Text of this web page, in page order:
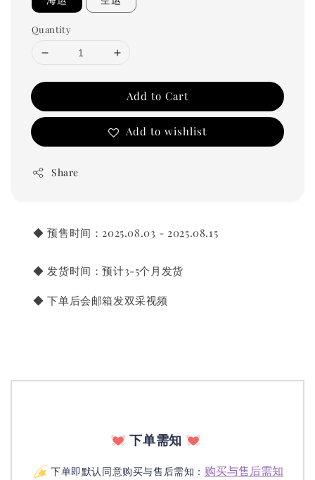
Quantity
Add to Cart
Add to wishlist
Share
◆ 预售时间：2025.08.03 - 2025.08.15
◆ 发货时间：预计3-5个月发货
◆ 下单后会邮箱发双采视频
下单需知
下单即默认同意购买与售后需知： 购买与售后需知